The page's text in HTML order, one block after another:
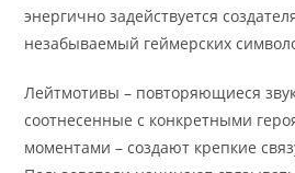
энергично задействуется
незабываемый геймерских
Лейтмотивы – повторяющиеся
соотнесенные с конкретными
моментами – создают крепкие